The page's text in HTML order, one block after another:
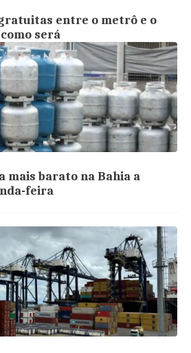
entre o metrô e o
será
mais barato na Bahia a
feira